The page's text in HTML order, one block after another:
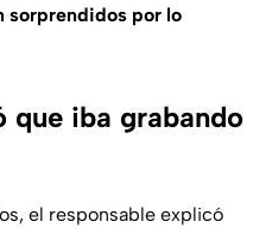
sorprendidos por lo
iba grabando
el responsable explicó